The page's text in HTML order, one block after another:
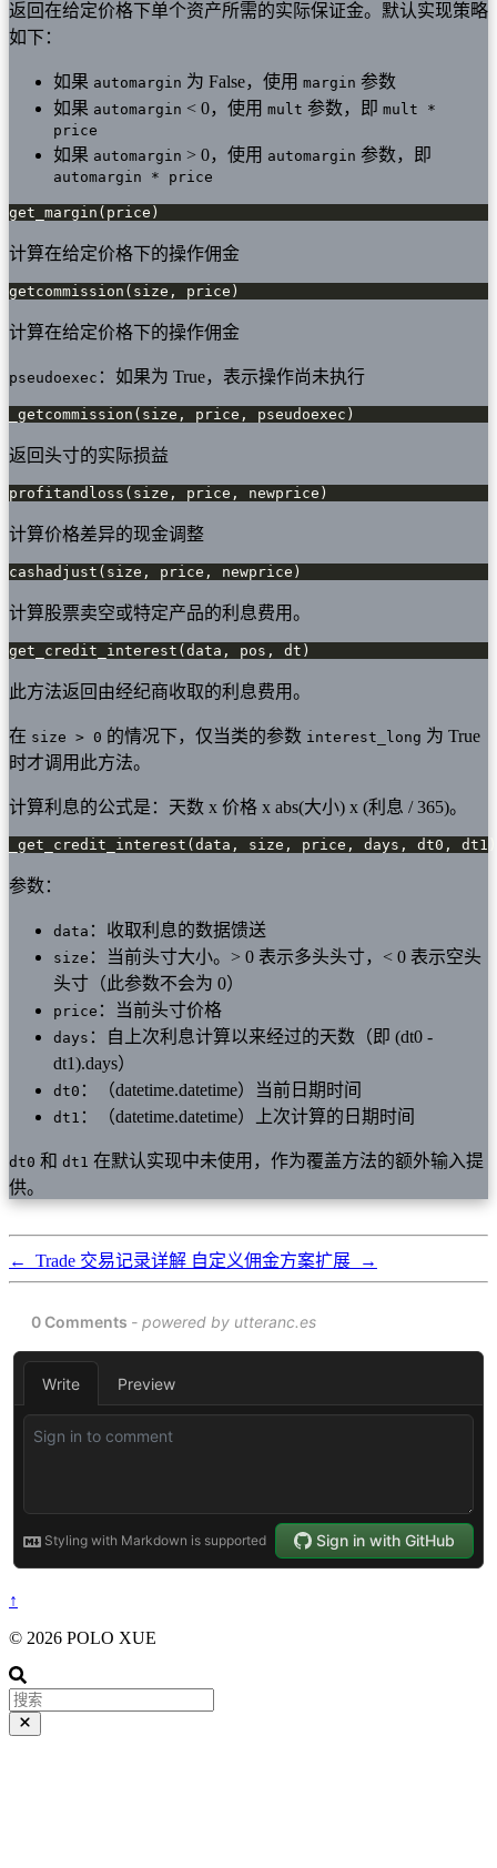
返回在给定价格下单个资产所需的实际保证金。默认实现策略
如下：
如果 automargin 为 False，使用 margin 参数
如果 automargin < 0，使用 mult 参数，即 mult *
price
如果 automargin > 0，使用 automargin 参数，即
automargin * price
get_margin(price)
计算在给定价格下的操作佣金
getcommission(size, price)
计算在给定价格下的操作佣金
pseudoexec ：如果为 True，表示操作尚未执行
_getcommission(size, price, pseudoexec)
返回头寸的实际损益
profitandloss(size, price, newprice)
计算价格差异的现金调整
cashadjust(size, price, newprice)
计算股票卖空或特定产品的利息费用。
get_credit_interest(data, pos, dt)
此方法返回由经纪商收取的利息费用。
在 size > 0 的情况下，仅当类的参数 interest_long 为 True
时才调用此方法。
计算利息的公式是：天数 x 价格 x abs(大小) x (利息 / 365)。
_get_credit_interest(data, size, price, days, dt0, dt1)
参数：
data ：收取利息的数据馈送
size ：当前头寸大小。> 0 表示多头头寸，< 0 表示空头
头寸（此参数不会为 0）
price ：当前头寸价格
days ：自上次利息计算以来经过的天数（即 (dt0 -
dt1).days）
dt0 ：（datetime.datetime）当前日期时间
dt1 ：（datetime.datetime）上次计算的日期时间
dt0 和 dt1 在默认实现中未使用，作为覆盖方法的额外输入提
供。
← Trade 交易记录详解 自定义佣金方案扩展 →
↑
© 2026 POLO XUE